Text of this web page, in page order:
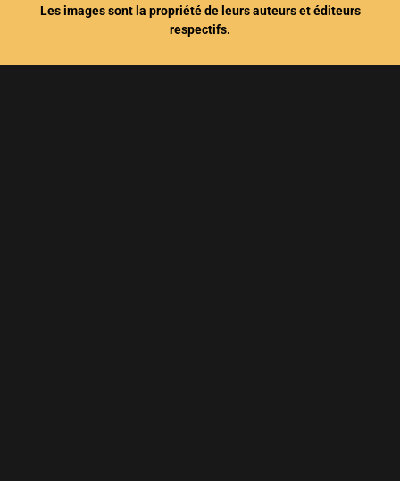
Les images sont la propriété de leurs auteurs et éditeurs
respectifs.